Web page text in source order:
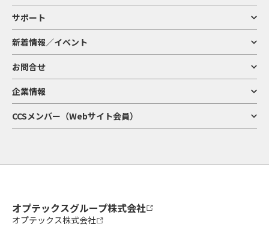
サポート
新着情報／イベント
お問合せ
企業情報
CCSメンバー（Webサイト会員）
オプテックスグループ株式会社
オプテックス株式会社